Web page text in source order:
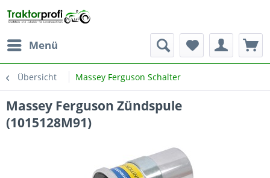
Menü
Übersicht Massey Ferguson Schalter
Massey Ferguson Zündspule
(1015128M91)